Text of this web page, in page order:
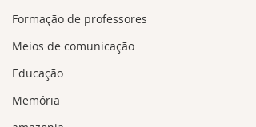
Formação de professores
Meios de comunicação
Educação
Memória